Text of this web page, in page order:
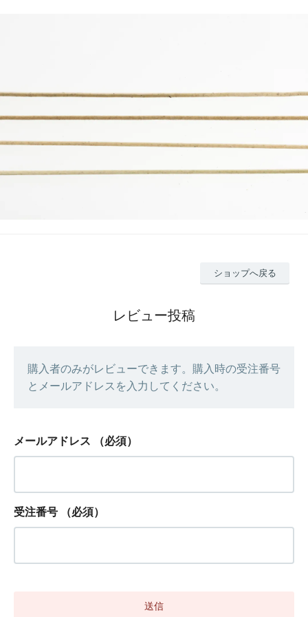
ショップへ戻る
レビュー投稿
購入者のみがレビューできます。購入時の受注番号
とメールアドレスを入力してください。
メールアドレス （必須）
受注番号 （必須）